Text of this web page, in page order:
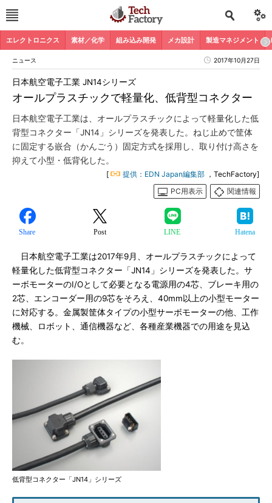
エレクトロニクス 素材／化学 組み込み開発 メカ設計 製造マネジメント
ニュース 2017年10月27日
オールプラスチックで軽量化、低背型コネクター
日本航空電子工業 JN14シリーズ
日本航空電子工業は、オールプラスチックによって軽量化した低
背型コネクター「JN14」シリーズを発表した。ねじ止めで筐体
に固定する嵌合（かんごう）固定方式を採用し、取り付け高さを
抑えて小型・低背化した。
[ 提供：EDN Japan編集部 ，TechFactory]
PC用表示
関連情報
Share Post LINE Hatena
日本航空電子工業は2017年9月、オールプラスチックによって
軽量化した低背型コネクター「JN14」シリーズを発表した。サ
ーボモーターのI/Oとして必要となる電源用の4芯、ブレーキ用の
2芯、エンコーダー用の9芯をそろえ、40mm以上の小型モーター
に対応する。金属製筐体タイプの小型サーボモーターの他、工作
機械、ロボット、通信機器など、各種産業機器での用途を見込
む。
低背型コネクター「JN14」シリーズ